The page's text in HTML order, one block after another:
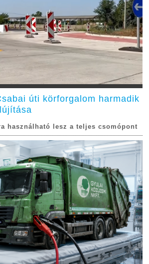
úti körforgalom harmadik
használható lesz a teljes csomópont